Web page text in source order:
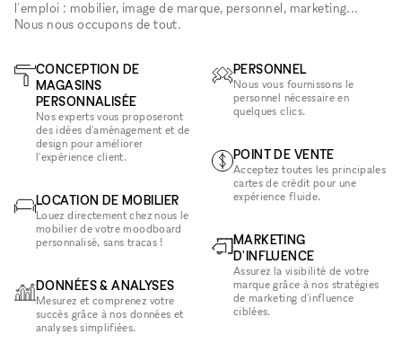
l'emploi : mobilier, image de marque, personnel, marketing...
Nous nous occupons de tout.
CONCEPTION DE
MAGASINS
PERSONNALISÉE
Nos experts vous proposeront
des idées d'aménagement et de
design pour améliorer
l'expérience client.
LOCATION DE MOBILIER
Louez directement chez nous le
mobilier de votre moodboard
personnalisé, sans tracas !
DONNÉES & ANALYSES
Mesurez et comprenez votre
succès grâce à nos données et
analyses simplifiées.
PERSONNEL
Nous vous fournissons le
personnel nécessaire en
quelques clics.
POINT DE VENTE
Acceptez toutes les principales
cartes de crédit pour une
expérience fluide.
MARKETING
D'INFLUENCE
Assurez la visibilité de votre
marque grâce à nos stratégies
de marketing d'influence
ciblées.